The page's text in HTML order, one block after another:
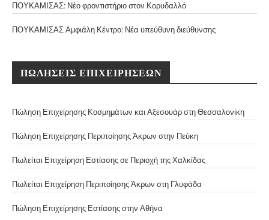
ΠΟΥΚΑΜΙΣΑΣ: Νέο φροντιστήριο στον Κορυδαλλό
ΠΟΥΚΑΜΙΣΑΣ Αμφιάλη Κέντρο: Νέα υπεύθυνη διεύθυνσης
ΠΩΛΗΣΕΙΣ ΕΠΙΧΕΙΡΗΣΕΩΝ
Πώληση Επιχείρησης Κοσμημάτων και Αξεσουάρ στη Θεσσαλονίκη
Πώληση Επιχείρησης Περιποίησης Άκρων στην Πεύκη
Πωλείται Επιχείρηση Εστίασης σε Περιοχή της Χαλκίδας
Πωλείται Επιχείρηση Περιποίησης Άκρων στη Γλυφάδα
Πώληση Επιχείρησης Εστίασης στην Αθήνα